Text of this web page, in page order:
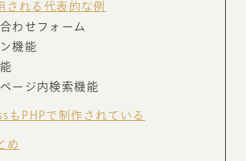
される代表的な例
わせフォーム
機能
ージ内検索機能
もPHPで制作されている
め